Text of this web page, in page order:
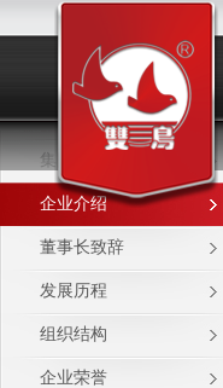
企业介绍
集团产业
企业介绍
董事长致辞
发展历程
组织结构
企业荣誉